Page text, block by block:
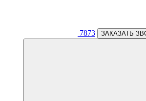
7873 ЗАКАЗАТЬ